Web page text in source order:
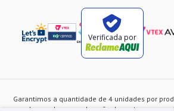
Verificada por
Garantimos a quantidade de 4 unidades por
ou de acordo com a duração dos estoques,